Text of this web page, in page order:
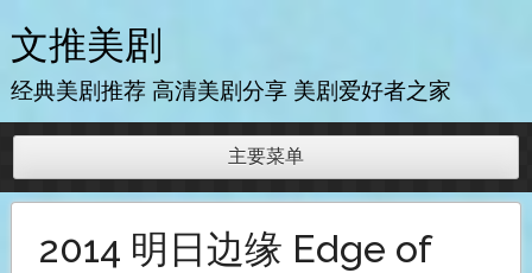
至
内
文推美剧
经典美剧推荐 高清美剧分享 美剧爱好者之家
主要菜单
2014 明日边缘 Edge of